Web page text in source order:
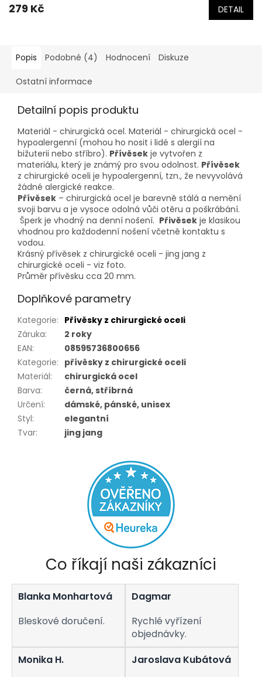
hvězdiček.
279 Kč DETAIL
Popis Podobné (4) Hodnocení Diskuze
Ostatní informace
Detailní popis produktu
Materiál - chirurgická ocel. Materiál - chirurgická ocel -
hypoalergenní (mohou ho nosit i lidé s alergií na
bižuterii nebo stříbro). Přívěsek je vytvořen z
materiálu, který je známý pro svou odolnost. Přívěsek
z chirurgické oceli je hypoalergenní, tzn., že nevyvolává
žádné alergické reakce.
Přívěsek – chirurgická ocel je barevně stálá a nemění
svoji barvu a je vysoce odolná vůči otěru a poškrábání.
Šperk je vhodný na denní nošení. Přivěsek je klasikou
vhodnou pro každodenní nošení včetně kontaktu s
vodou.
Krásný přívěsek z chirurgické oceli - jing jang z
chirurgické oceli - viz foto.
Průměr přívěsku cca 20 mm.
Doplňkové parametry
Kategorie: Přívěsky z chirurgické oceli
Záruka:
2 roky
EAN:
08595736800656
Kategorie: přívěsky z chirurgické oceli
Materiál:
chirurgická ocel
Barva:
černá, stříbrná
Určení:
dámské, pánské, unisex
Styl:
elegantní
Tvar: jing jang
Co říkají naši zákazníci
Blanka Monhartová
Bleskové doručení.
Dagmar
Rychlé vyřízení
objednávky.
Monika H.
Jaroslava Kubátová